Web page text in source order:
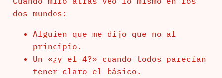
dos mundos:
Alguien que me dijo que no al
principio.
Un «¿y el 4?» cuando todos parecían
tener claro el básico.